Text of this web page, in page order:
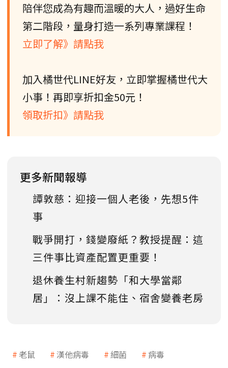
陪伴您成為有趣而溫暖的大人，過好生命
第二階段，量身打造一系列專業課程！
立即了解》請點我
加入橘世代LINE好友，立即掌握橘世代大
小事！再即享折扣金50元！
領取折扣》請點我
更多新聞報導
譚敦慈：迎接一個人老後，先想5件
事
戰爭開打，錢變廢紙？教授提醒：這
三件事比資產配置更重要！
退休養生村新趨勢「和大學當鄰
居」：沒上課不能住、宿舍變養老房
老鼠 漢他病毒 細菌 病毒